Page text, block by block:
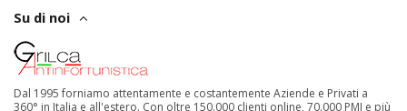
Su di noi
Dal 1995 forniamo attentamente e costantemente Aziende e Privati a
360° in Italia e all'estero. Con oltre 150.000 clienti online, 70.000 PMI e più